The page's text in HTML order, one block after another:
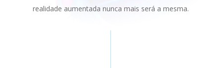
realidade aumentada nunca mais será a mesma.